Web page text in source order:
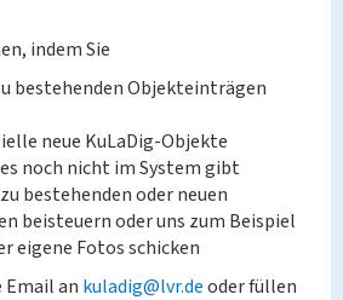
indem Sie
bestehenden Objekteinträgen
neue KuLaDig-Objekte
noch nicht im System gibt
bestehenden oder neuen
beisteuern oder uns zum Beispiel
eigene Fotos schicken
Email an kuladig@lvr.deoder füllen